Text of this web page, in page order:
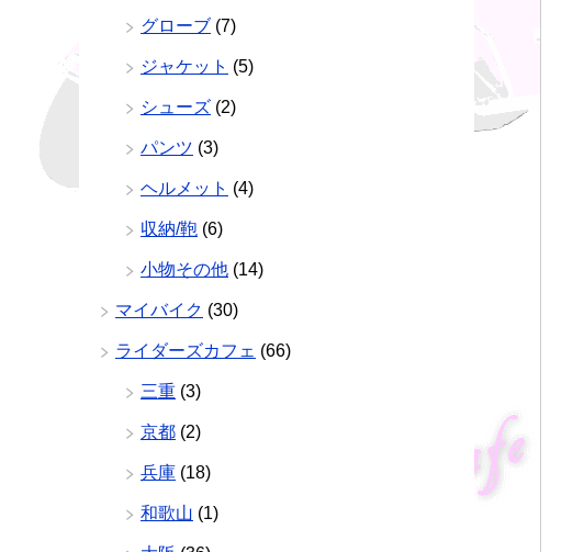
グローブ (7)
ジャケット (5)
シューズ (2)
パンツ (3)
ヘルメット (4)
収納/鞄 (6)
小物その他 (14)
マイバイク (30)
ライダーズカフェ (66)
三重 (3)
京都 (2)
兵庫 (18)
和歌山 (1)